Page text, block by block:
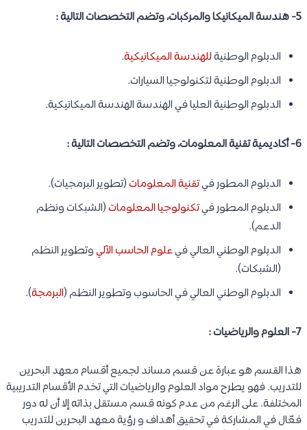
5- هندسة الميكانيكا والمركبات، وتضم التخصصات التالية :
الدبلوم الوطنيةللهندسة الميكانيكية.
الدبلوم الوطنية لتكنولوجيا السيارات.
الدبلوم الوطنية العليا في الهندسة الهندسة الميكانيكية.
6- أكاديمية تقنية المعلومات، وتضم التخصصات التالية :
الدبلوم المطور فيتقنية المعلومات(تطوير البرمجيات).
الدبلوم المطور فيتكنولوجيا المعلومات(الشبكات ونظم
الدعم).
الدبلوم الوطني العالي فيعلوم الحاسب الآليوتطوير النظم
(الشبكات).
الدبلوم الوطني العالي في الحاسوب وتطوير النظم (البرمجة).
7- العلوم والرياضيات :
هذا القسم هو عبارة عن قسم مساند لجميع أقسام معهد البحرين
للتدريب. فهو يطرح مواد العلوم والرياضيات التي تخدم الأقسام التدريبية
المختلفة. على الرغم من عدم كونه قسم مستقل بذاته إلا أن له دور
فعّال في المشاركة في تحقيق أهداف و رؤية معهد البحرين للتدريب